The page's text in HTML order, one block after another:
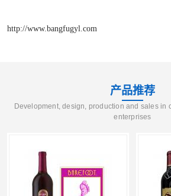
http://www.bangfugyl.com
产品推荐
Development, design, production and sales in
enterprises